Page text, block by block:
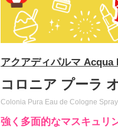
アクアディパルマ Acqua
コロニア プーラ
Colonia Pura Eau de Cologne Spray
強く多面的なマスキュリ